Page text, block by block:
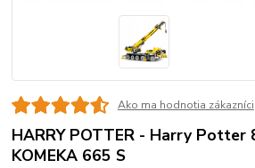
Ako ma hodnotia zákazníci
HARRY POTTER - Harry Potter
KOMEKA 665 S